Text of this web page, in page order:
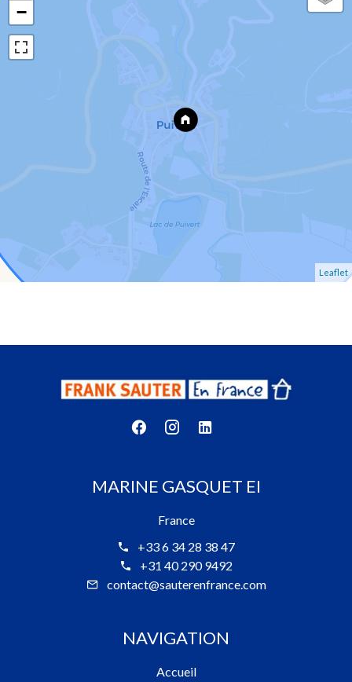
−
Leaflet
MARINE GASQUET EI
France
+33 6 34 28 38 47
+31 40 290 9492
contact@sauterenfrance.com
NAVIGATION
Accueil